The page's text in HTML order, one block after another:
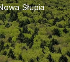
Słupia